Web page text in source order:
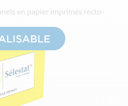
en papier imprimés recto-